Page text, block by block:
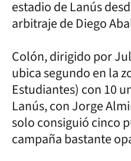
estadio de Lanús
arbitraje de Diego
Colón, dirigido por
ubica segundo en la
Estudiantes) con 10
Lanús, con Jorge
solo consiguió cinco
campaña bastante